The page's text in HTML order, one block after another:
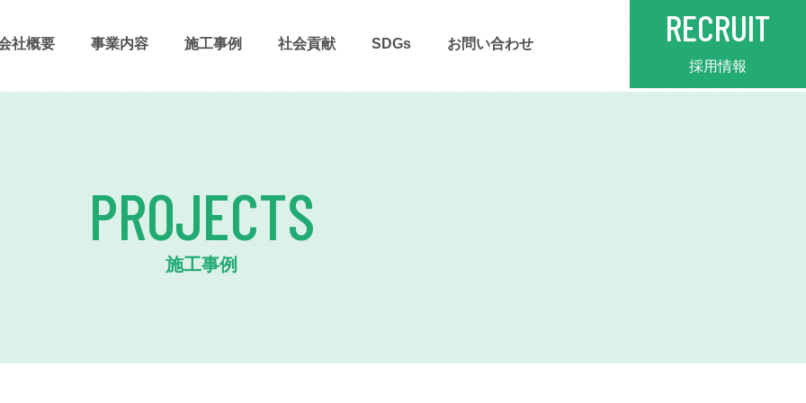
社概要 事業内容 施⼯事例 社会貢献 SDGs お問い合わせ RECRUIT
採用情報
PROJECTS
施工事例